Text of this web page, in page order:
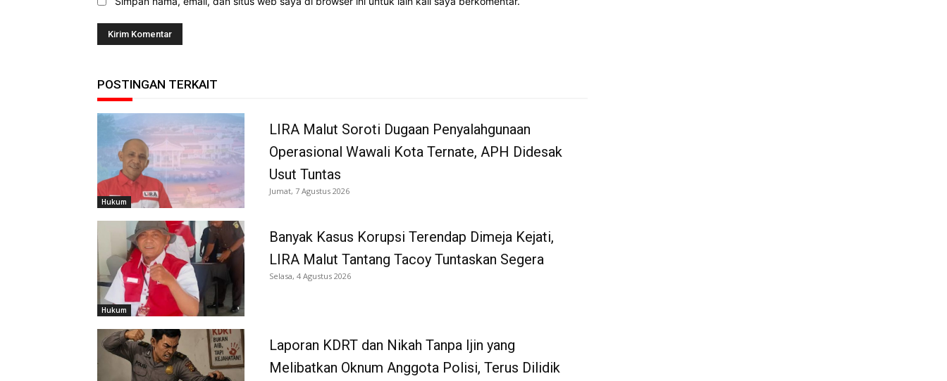
POSTINGAN TERKAIT
Hukum
LIRA Malut Soroti Dugaan Penyalahgunaan
Operasional Wawali Kota Ternate, APH Didesak
Usut Tuntas
Jumat, 7 Agustus 2026
Hukum
Banyak Kasus Korupsi Terendap Dimeja Kejati,
LIRA Malut Tantang Tacoy Tuntaskan Segera
Selasa, 4 Agustus 2026
Laporan KDRT dan Nikah Tanpa Ijin yang
Melibatkan Oknum Anggota Polisi, Terus Dilidik